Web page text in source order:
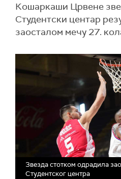
Кошаркаши Црвене
Студентски центар
заосталом мечу 27.
Звезда стотком одрадила
Студентског центра